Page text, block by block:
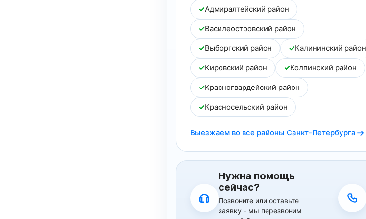
✓Адмиралтейский район
✓Василеостровский район
✓Выборгский район ✓Калининский район
✓Кировский район ✓Колпинский район
✓Красногвардейский район
✓Красносельский район
Выезжаем во все районы Санкт-Петербурга →
Нужна помощь
сейчас?
Позвоните или оставьте
заявку - мы перезвоним